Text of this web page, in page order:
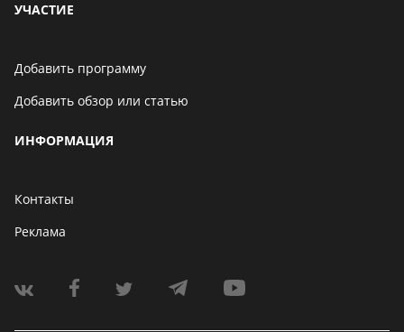
УЧАСТИЕ
Добавить программу
Добавить обзор или статью
ИНФОРМАЦИЯ
Контакты
Реклама